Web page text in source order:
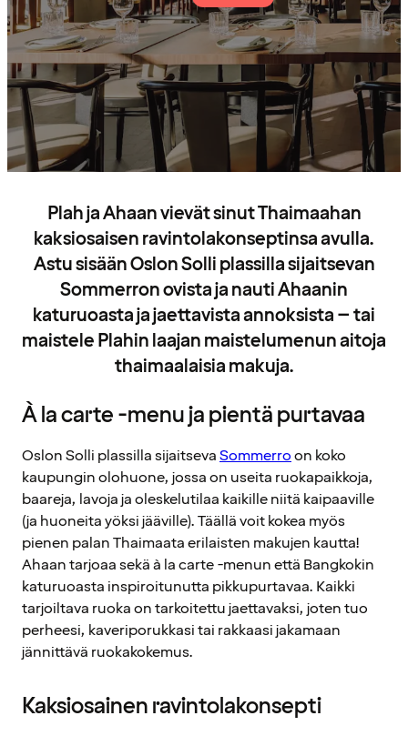
Plah ja Ahaan vievät sinut Thaimaahan
kaksiosaisen ravintolakonseptinsa avulla.
Astu sisään Oslon Solli plassilla sijaitsevan
Sommerron ovista ja nauti Ahaanin
katuruoasta ja jaettavista annoksista – tai
maistele Plahin laajan maistelumenun aitoja
thaimaalaisia makuja.
À la carte -menu ja pientä purtavaa
Oslon Solli plassilla sijaitsevaSommerroon koko
kaupungin olohuone, jossa on useita ruokapaikkoja,
baareja, lavoja ja oleskelutilaa kaikille niitä kaipaaville
(ja huoneita yöksi jääville). Täällä voit kokea myös
pienen palan Thaimaata erilaisten makujen kautta!
Ahaan tarjoaa sekä à la carte -menun että Bangkokin
katuruoasta inspiroitunutta pikkupurtavaa. Kaikki
tarjoiltava ruoka on tarkoitettu jaettavaksi, joten tuo
perheesi, kaveriporukkasi tai rakkaasi jakamaan
jännittävä ruokakokemus.
Kaksiosainen ravintolakonsepti